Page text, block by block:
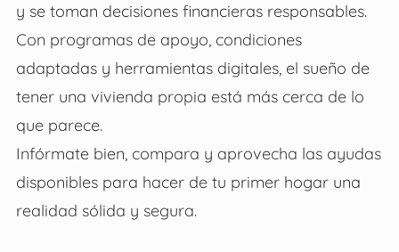
y se toman decisiones financieras responsables.
Con programas de apoyo, condiciones
adaptadas y herramientas digitales, el sueño de
tener una vivienda propia está más cerca de lo
que parece.
Infórmate bien, compara y aprovecha las ayudas
disponibles para hacer de tu primer hogar una
realidad sólida y segura.